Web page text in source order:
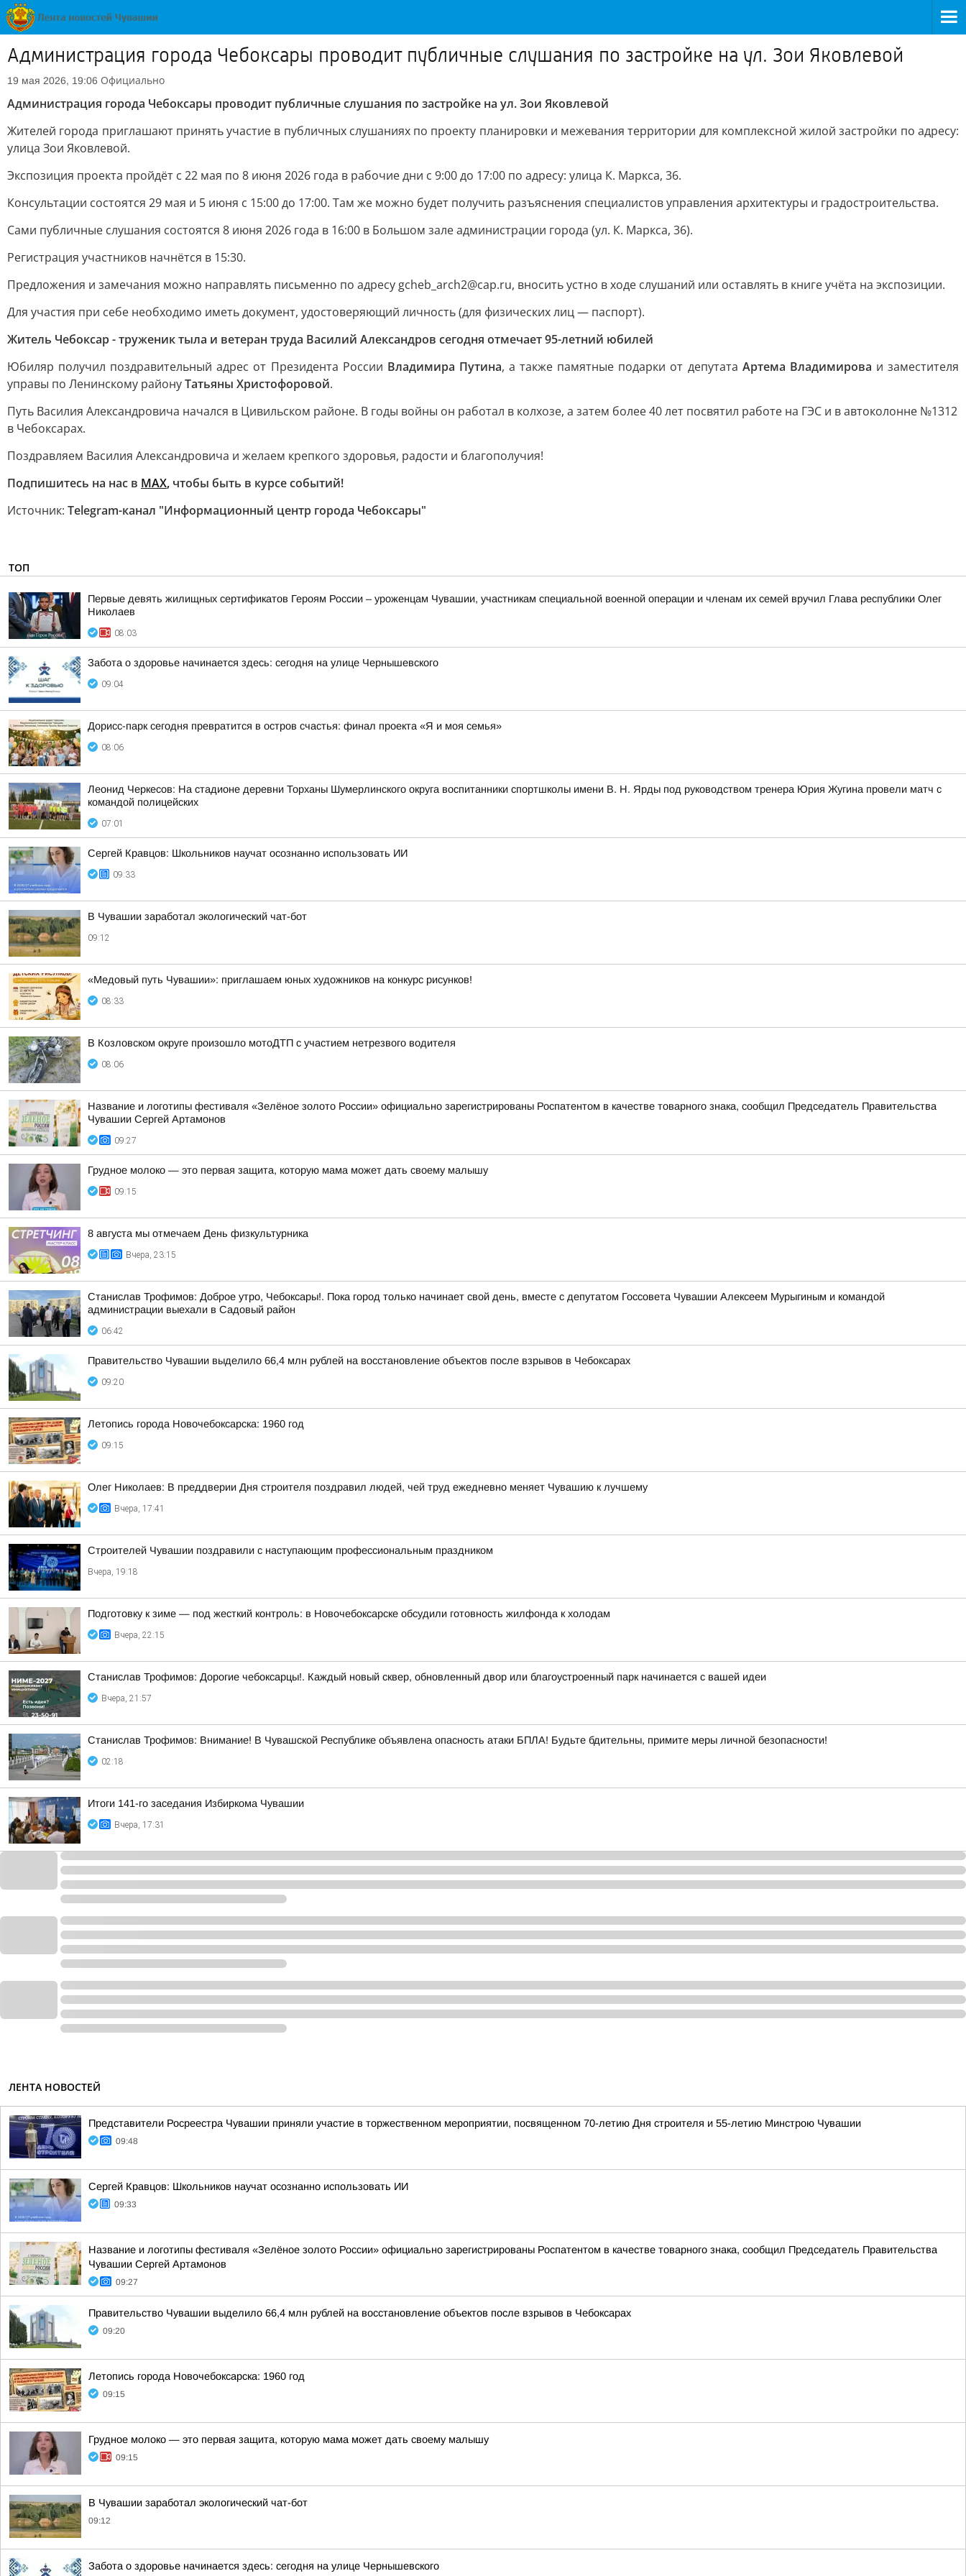
Администрация города Чебоксары проводит публичные слушания по застройке на ул. Зои Яковлевой
19 мая 2026, 19:06 Официально
Администрация города Чебоксары проводит публичные слушания по застройке на ул. Зои Яковлевой
Жителей города приглашают принять участие в публичных слушаниях по проекту планировки и межевания территории для комплексной жилой застройки по адресу:
улица Зои Яковлевой.
Экспозиция проекта пройдёт с 22 мая по 8 июня 2026 года в рабочие дни с 9:00 до 17:00 по адресу: улица К. Маркса, 36.
Консультации состоятся 29 мая и 5 июня с 15:00 до 17:00. Там же можно будет получить разъяснения специалистов управления архитектуры и градостроительства.
Сами публичные слушания состоятся 8 июня 2026 года в 16:00 в Большом зале администрации города (ул. К. Маркса, 36).
Регистрация участников начнётся в 15:30.
Предложения и замечания можно направлять письменно по адресу gcheb_arch2@cap.ru, вносить устно в ходе слушаний или оставлять в книге учёта на экспозиции.
Для участия при себе необходимо иметь документ, удостоверяющий личность (для физических лиц — паспорт).
Житель Чебоксар - труженик тыла и ветеран труда Василий Александров сегодня отмечает 95-летний юбилей
Юбиляр получил поздравительный адрес от Президента России Владимира Путина, а также памятные подарки от депутата Артема Владимирова и заместителя
управы по Ленинскому районуТатьяны Христофоровой.
Путь Василия Александровича начался в Цивильском районе. В годы войны он работал в колхозе, а затем более 40 лет посвятил работе на ГЭС и в автоколонне №1312
в Чебоксарах.
Поздравляем Василия Александровича и желаем крепкого здоровья, радости и благополучия!
Подпишитесь на нас в MAX, чтобы быть в курсе событий!
Источник: Telegram-канал "Информационный центр города Чебоксары"
ТОП
Первые девять жилищных сертификатов Героям России – уроженцам Чувашии, участникам специальной военной операции и членам их семей вручил Глава республики Олег
Николаев
08:03
Забота о здоровье начинается здесь: сегодня на улице Чернышевского
09:04
Дорисс-парк сегодня превратится в остров счастья: финал проекта «Я и моя семья»
08:06
Леонид Черкесов: На стадионе деревни Торханы Шумерлинского округа воспитанники спортшколы имени В. Н. Ярды под руководством тренера Юрия Жугина провели матч с
командой полицейских
07:01
Сергей Кравцов: Школьников научат осознанно использовать ИИ
09:33
В Чувашии заработал экологический чат-бот
09:12
«Медовый путь Чувашии»: приглашаем юных художников на конкурс рисунков!
08:33
В Козловском округе произошло мотоДТП с участием нетрезвого водителя
08:06
Название и логотипы фестиваля «Зелёное золото России» официально зарегистрированы Роспатентом в качестве товарного знака, сообщил Председатель Правительства
Чувашии Сергей Артамонов
09:27
Грудное молоко — это первая защита, которую мама может дать своему малышу
09:15
8 августа мы отмечаем День физкультурника
Вчера, 23:15
Станислав Трофимов: Доброе утро, Чебоксары!. Пока город только начинает свой день, вместе с депутатом Госсовета Чувашии Алексеем Мурыгиным и командой
администрации выехали в Садовый район
06:42
Правительство Чувашии выделило 66,4 млн рублей на восстановление объектов после взрывов в Чебоксарах
09:20
Летопись города Новочебоксарска: 1960 год
09:15
Олег Николаев: В преддверии Дня строителя поздравил людей, чей труд ежедневно меняет Чувашию к лучшему
Вчера, 17:41
Строителей Чувашии поздравили с наступающим профессиональным праздником
Вчера, 19:18
Подготовку к зиме — под жесткий контроль: в Новочебоксарске обсудили готовность жилфонда к холодам
Вчера, 22:15
Станислав Трофимов: Дорогие чебоксарцы!. Каждый новый сквер, обновленный двор или благоустроенный парк начинается с вашей идеи
Вчера, 21:57
Станислав Трофимов: Внимание! В Чувашской Республике объявлена опасность атаки БПЛА! Будьте бдительны, примите меры личной безопасности!
02:18
Итоги 141-го заседания Избиркома Чувашии
Вчера, 17:31
ЛЕНТА НОВОСТЕЙ
Представители Росреестра Чувашии приняли участие в торжественном мероприятии, посвященном 70-летию Дня строителя и 55-летию Минстрою Чувашии
09:48
Сергей Кравцов: Школьников научат осознанно использовать ИИ
09:33
Название и логотипы фестиваля «Зелёное золото России» официально зарегистрированы Роспатентом в качестве товарного знака, сообщил Председатель Правительства
Чувашии Сергей Артамонов
09:27
Правительство Чувашии выделило 66,4 млн рублей на восстановление объектов после взрывов в Чебоксарах
09:20
Летопись города Новочебоксарска: 1960 год
09:15
Грудное молоко — это первая защита, которую мама может дать своему малышу
09:15
В Чувашии заработал экологический чат-бот
09:12
Забота о здоровье начинается здесь: сегодня на улице Чернышевского